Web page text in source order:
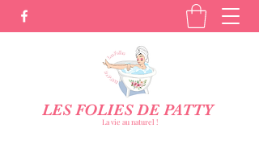
LES FOLIES DE PATTY
La vie au naturel !